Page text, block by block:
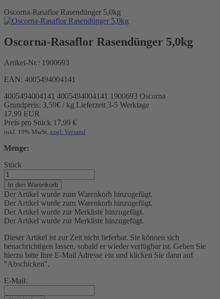
Oscorna-Rasaflor Rasendünger 5,0kg
Oscorna-Rasaflor Rasendünger 5,0kg
Artikel-Nr.: 1900693
EAN: 4005494004141
4005494004141 4005494004141 1900693 Oscorna
Grundpreis: 3,59€ / kg Lieferzeit 3-5 Werktage
17.99 EUR
Preis pro Stück 17,99 €
inkl. 19% MwSt, zzgl. Versand
Menge:
Stück
In den Warenkorb
Der Artikel wurde zum Warenkorb hinzugefügt.
Der Artikel wurde zum Warenkorb hinzugefügt.
Der Artikel wurde zur Merkliste hinzugefügt.
Der Artikel wurde zur Merkliste hinzugefügt.
Dieser Artikel ist zur Zeit nicht lieferbar. Sie können sich
benachrichtigen lassen, sobald er wieder verfügbar ist. Geben Sie
hierzu bitte Ihre E-Mail Adresse ein und klicken Sie dann auf
"Abschicken".
E-Mail: